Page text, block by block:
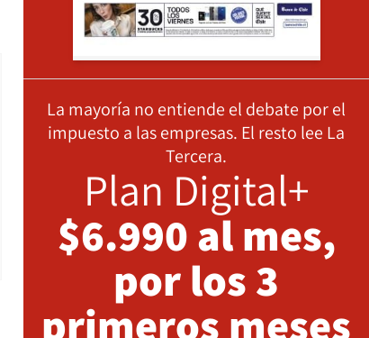
La mayoría no entiende el debate por el
impuesto a las empresas. El resto lee La
Tercera.
Plan Digital+
$6.990 al mes,
por los 3
primeros meses